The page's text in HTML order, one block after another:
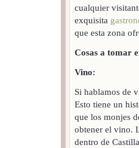
cualquier
exquisita
que esta zona
Cosas a tomar
Vino:
Si hablamos de
Esto tiene un
que los monjes
obtener el vino.
dentro de